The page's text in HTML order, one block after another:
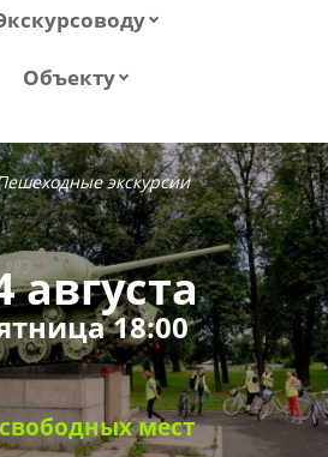
Объекту
экскурсии
августа
18:00
мест